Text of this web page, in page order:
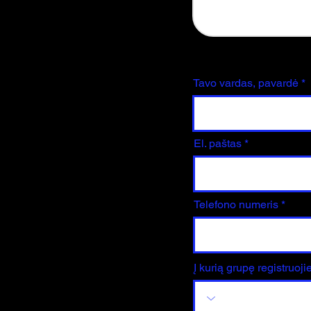
Tavo vardas, pavardė
El. paštas
Telefono numeris
Į kurią grupę